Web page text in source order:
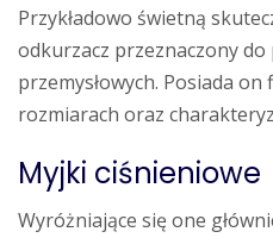
Przykładowo świetną
odkurzacz przeznaczony
przemysłowych. Posiada
rozmiarach oraz
Myjki ciśnieniowe
Wyróżniające się one